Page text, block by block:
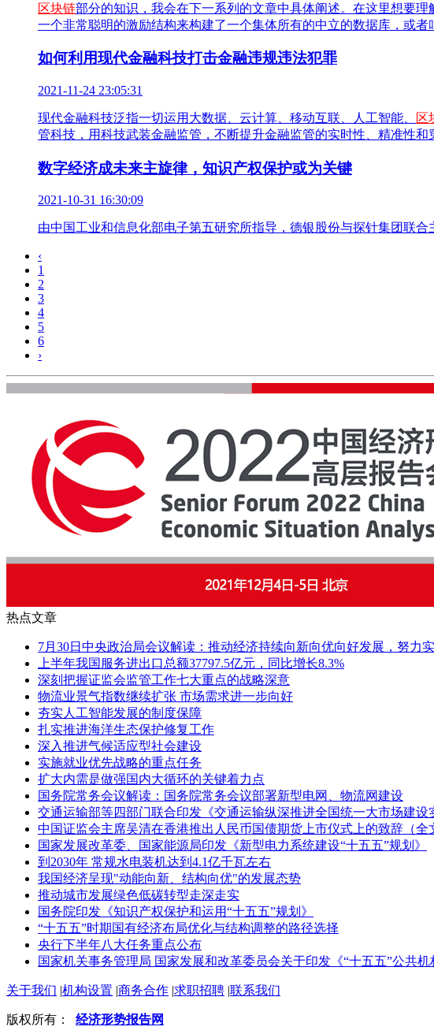
区块链部分的知识，我会在下一系列的文章中具体阐述。在这里想要
一个非常聪明的激励结构来构建了一个集体所有的中立的数据库，或者
如何利用现代金融科技打击金融违规违法犯罪
2021-11-24 23:05:31
现代金融科技泛指一切运用大数据、云计算、移动互联、人工智能、 区
管科技，用科技武装金融监管，不断提升金融监管的实时性、精准性
数字经济成未来主旋律，知识产权保护或为关键
2021-10-31 16:30:09
由中国工业和信息化部电子第五研究所指导，德银股份与探针集团联合
‹
1
2
3
4
5
6
›
热点文章
7月30日中央政治局会议解读：推动经济持续向新向优向好发展，努力
上半年我国服务进出口总额37797.5亿元，同比增长8.3%
深刻把握证监会监管工作七大重点的战略深意
物流业景气指数继续扩张 市场需求进一步向好
夯实人工智能发展的制度保障
扎实推进海洋生态保护修复工作
深入推进气候适应型社会建设
实施就业优先战略的重点任务
扩大内需是做强国内大循环的关键着力点
国务院常务会议解读：国务院常务会议部署新型电网、物流网建设
交通运输部等四部门联合印发《交通运输纵深推进全国统一大市场建设
中国证监会主席吴清在香港推出人民币国债期货上市仪式上的致辞（全
国家发展改革委、国家能源局印发《新型电力系统建设“十五五”规划》
到2030年 常规水电装机达到4.1亿千瓦左右
我国经济呈现"动能向新、结构向优"的发展态势
推动城市发展绿色低碳转型走深走实
国务院印发《知识产权保护和运用“十五五”规划》
“十五五”时期国有经济布局优化与结构调整的路径选择
央行下半年八大任务重点公布
国家机关事务管理局 国家发展和改革委员会关于印发《“十五五”公共
关于我们 |机构设置 |商务合作 |求职招聘 |联系我们
版权所有： 经济形势报告网